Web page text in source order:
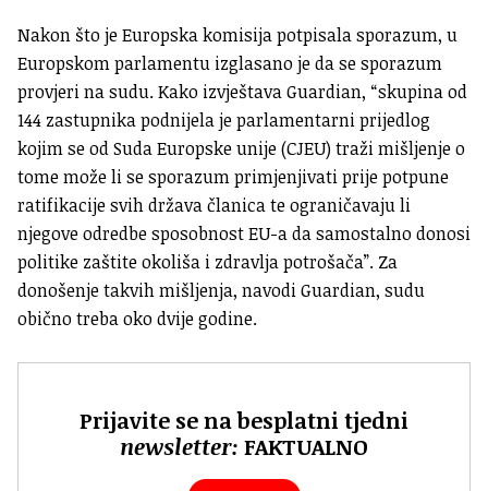
Nakon što je Europska komisija potpisala sporazum, u
Europskom parlamentu izglasano je da se sporazum
provjeri na sudu. Kako izvještava Guardian, “skupina od
144 zastupnika podnijela je parlamentarni prijedlog
kojim se od Suda Europske unije (CJEU) traži mišljenje o
tome može li se sporazum primjenjivati prije potpune
ratifikacije svih država članica te ograničavaju li
njegove odredbe sposobnost EU-a da samostalno donosi
politike zaštite okoliša i zdravlja potrošača”. Za
donošenje takvih mišljenja, navodi Guardian, sudu
obično treba oko dvije godine.
Prijavite se na besplatni tjedni
newsletter: FAKTUALNO